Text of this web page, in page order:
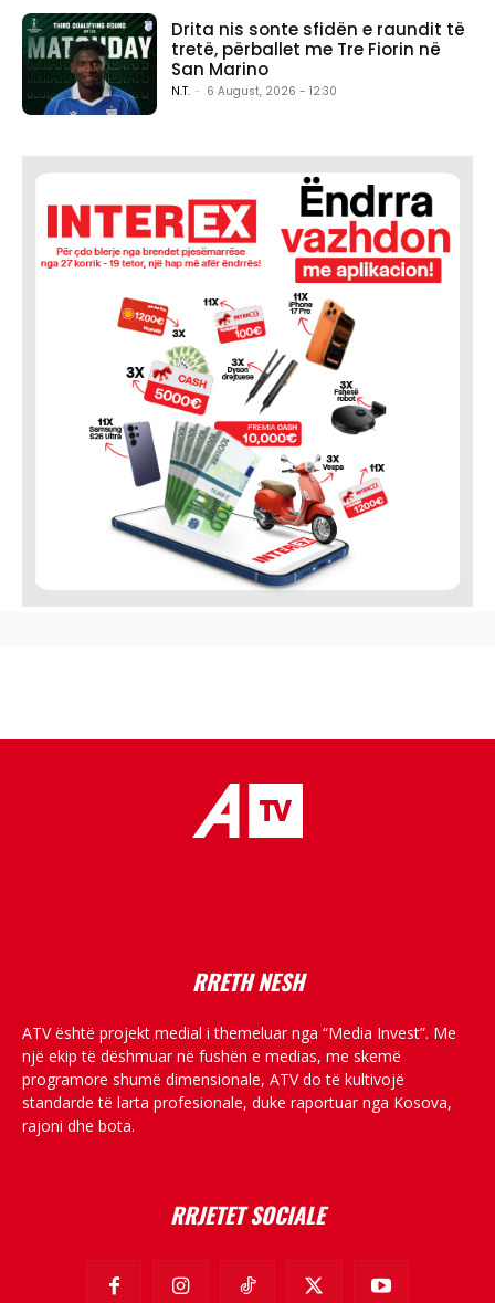
Drita nis sonte sfidën e raundit të
tretë, përballet me Tre Fiorin në
San Marino
N.T. - 6 August, 2026 - 12:30
RRETH NESH
ATV është projekt medial i themeluar nga “Media Invest”. Me
një ekip të dëshmuar në fushën e medias, me skemë
programore shumë dimensionale, ATV do të kultivojë
standarde të larta profesionale, duke raportuar nga Kosova,
rajoni dhe bota.
RRJETET SOCIALE